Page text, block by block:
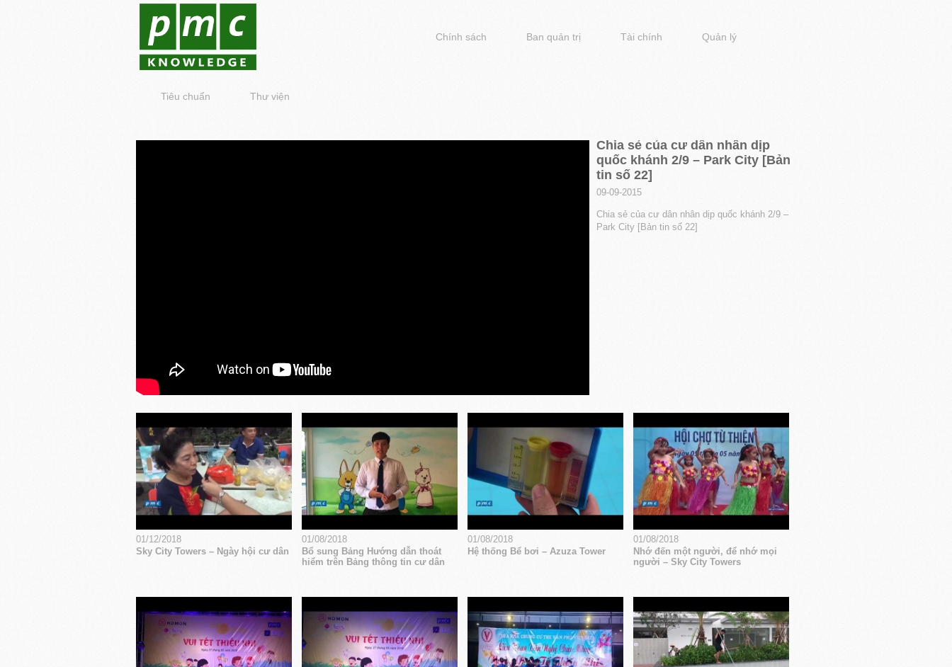
Chính sách Ban quản trị Tài chính Quản lý
Tiêu chuẩn Thư viện
Chia sẻ của cư dân nhân dịp
quốc khánh 2/9 – Park City [Bản
tin số 22]
09-09-2015
Chia sẻ của cư dân nhân dịp quốc khánh 2/9 –
Park City [Bản tin số 22]
01/12/2018
Sky City Towers – Ngày hội cư dân
01/08/2018
Bổ sung Bảng Hướng dẫn thoát
hiểm trên Bảng thông tin cư dân
01/08/2018
Hệ thống Bể bơi – Azuza Tower
01/08/2018
Nhớ đến một người, để nhớ mọi
người – Sky City Towers